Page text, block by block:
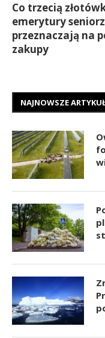
Co trzecią
emerytury
przeznaczają na
zakupy
NAJNOWSZE